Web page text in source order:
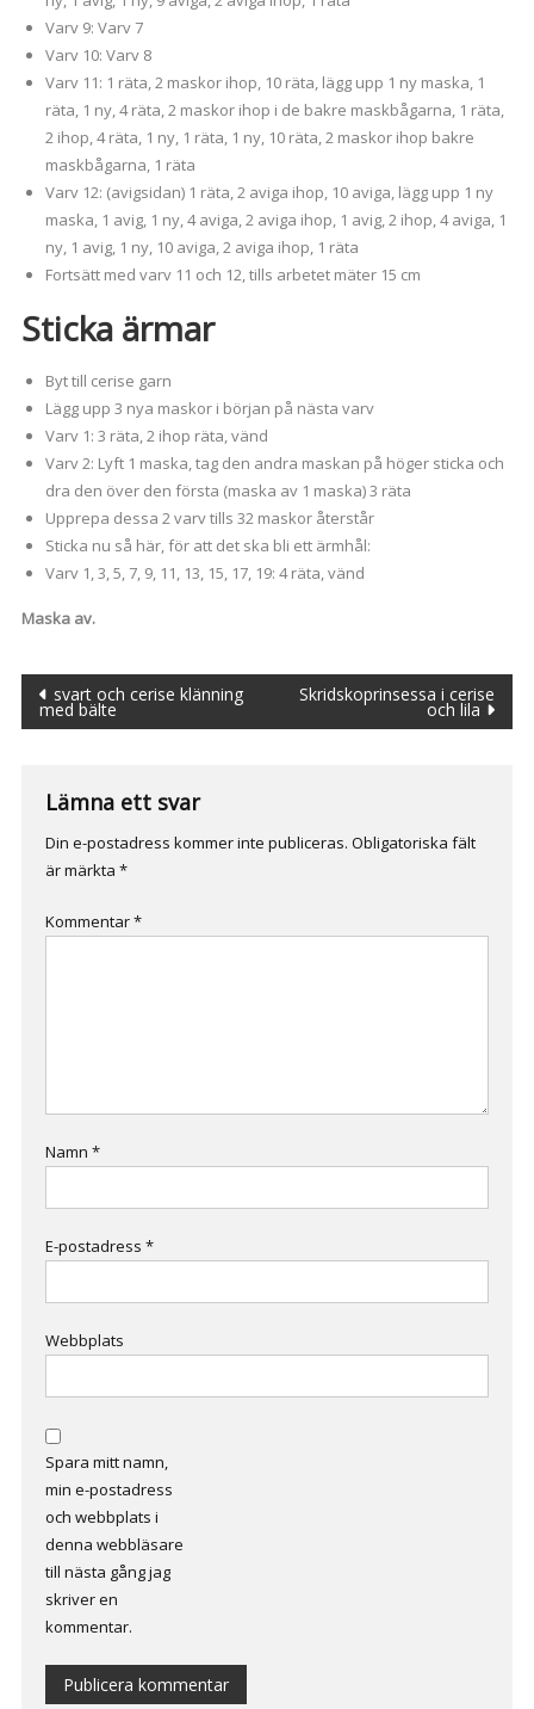
Varv 9: Varv 7
Varv 10: Varv 8
Varv 11: 1 räta, 2 maskor ihop, 10 räta, lägg upp 1 ny maska, 1
räta, 1 ny, 4 räta, 2 maskor ihop i de bakre maskbågarna, 1 räta,
2 ihop, 4 räta, 1 ny, 1 räta, 1 ny, 10 räta, 2 maskor ihop bakre
maskbågarna, 1 räta
Varv 12: (avigsidan) 1 räta, 2 aviga ihop, 10 aviga, lägg upp 1 ny
maska, 1 avig, 1 ny, 4 aviga, 2 aviga ihop, 1 avig, 2 ihop, 4 aviga, 1
ny, 1 avig, 1 ny, 10 aviga, 2 aviga ihop, 1 räta
Fortsätt med varv 11 och 12, tills arbetet mäter 15 cm
Sticka ärmar
Byt till cerise garn
Lägg upp 3 nya maskor i början på nästa varv
Varv 1: 3 räta, 2 ihop räta, vänd
Varv 2: Lyft 1 maska, tag den andra maskan på höger sticka och
dra den över den första (maska av 1 maska) 3 räta
Upprepa dessa 2 varv tills 32 maskor återstår
Sticka nu så här, för att det ska bli ett ärmhål:
Varv 1, 3, 5, 7, 9, 11, 13, 15, 17, 19: 4 räta, vänd
Maska av.
Inläggsnavigering
svart och cerise klänning
med bälte
Skridskoprinsessa i cerise
och lila
Lämna ett svar
Din e-postadress kommer inte publiceras. Obligatoriska fält
är märkta *
Kommentar*
Namn *
E-postadress *
Webbplats
Spara mitt namn,
min e-postadress
och webbplats i
denna webbläsare
till nästa gång jag
skriver en
kommentar.